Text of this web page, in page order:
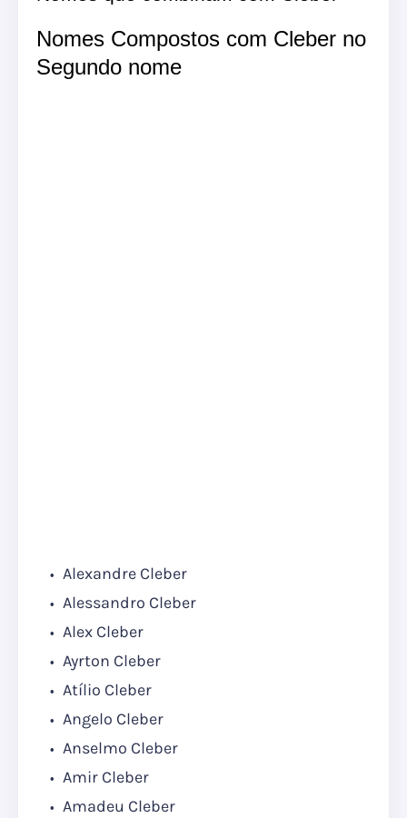
Nomes Compostos com Cleber no
Segundo nome
Alexandre Cleber
Alessandro Cleber
Alex Cleber
Ayrton Cleber
Atílio Cleber
Angelo Cleber
Anselmo Cleber
Amir Cleber
Amadeu Cleber